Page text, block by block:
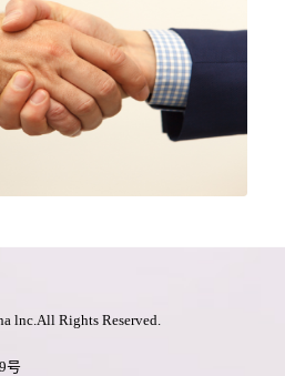
lnc.All Rights Reserved.
号